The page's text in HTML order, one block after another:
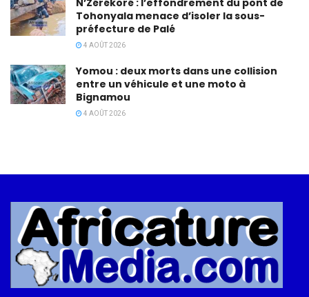
N’Zérékoré : l’effondrement du pont de
Tohonyala menace d’isoler la sous-
préfecture de Palé
4 AOÛT 2026
Yomou : deux morts dans une collision
entre un véhicule et une moto à
Bignamou
4 AOÛT 2026